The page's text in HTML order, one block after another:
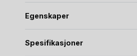
Egenskaper
Spesifikasjoner